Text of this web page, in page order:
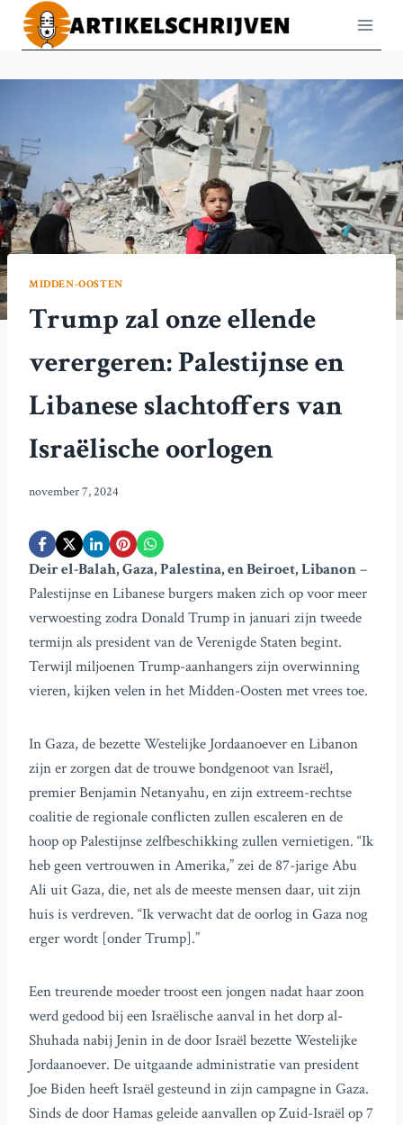
Doorgaan
naar
MIDDEN-OOSTEN
Trump zal onze ellende
verergeren: Palestijnse en
Libanese slachtoffers van
Israëlische oorlogen
november 7, 2024
Deir el-Balah, Gaza, Palestina, en Beiroet, Libanon–
Palestijnse en Libanese burgers maken zich op voor meer
verwoesting zodra Donald Trump in januari zijn tweede
termijn als president van de Verenigde Staten begint.
Terwijl miljoenen Trump-aanhangers zijn overwinning
vieren, kijken velen in het Midden-Oosten met vrees toe.
In Gaza, de bezette Westelijke Jordaanoever en Libanon
zijn er zorgen dat de trouwe bondgenoot van Israël,
premier Benjamin Netanyahu, en zijn extreem-rechtse
coalitie de regionale conflicten zullen escaleren en de
hoop op Palestijnse zelfbeschikking zullen vernietigen. “Ik
heb geen vertrouwen in Amerika,” zei de 87-jarige Abu
Ali uit Gaza, die, net als de meeste mensen daar, uit zijn
huis is verdreven. “Ik verwacht dat de oorlog in Gaza nog
erger wordt [onder Trump].”
Een treurende moeder troost een jongen nadat haar zoon
werd gedood bij een Israëlische aanval in het dorp al-
Shuhada nabij Jenin in de door Israël bezette Westelijke
Jordaanoever. De uitgaande administratie van president
Joe Biden heeft Israël gesteund in zijn campagne in Gaza.
Sinds de door Hamas geleide aanvallen op Zuid-Israël op 7